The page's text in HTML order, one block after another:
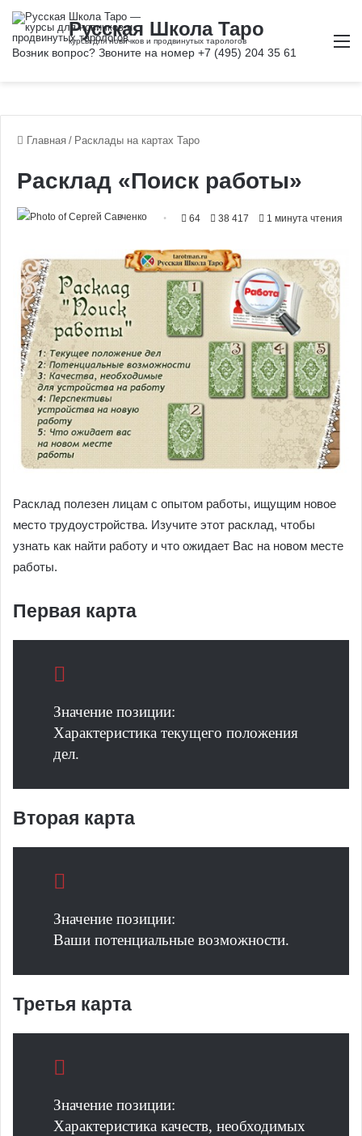
Главная / Расклады на картах Таро
Расклад «Поиск работы»
64 38 417 1 минута чтения
Расклад полезен лицам с опытом работы, ищущим новое
место трудоустройства. Изучите этот расклад, чтобы
узнать как найти работу и что ожидает Вас на новом месте
работы.
Первая карта
Значение позиции:
Характеристика текущего положения
дел.
Вторая карта
Значение позиции:
Ваши потенциальные возможности.
Третья карта
Значение позиции:
Характеристика качеств, необходимых